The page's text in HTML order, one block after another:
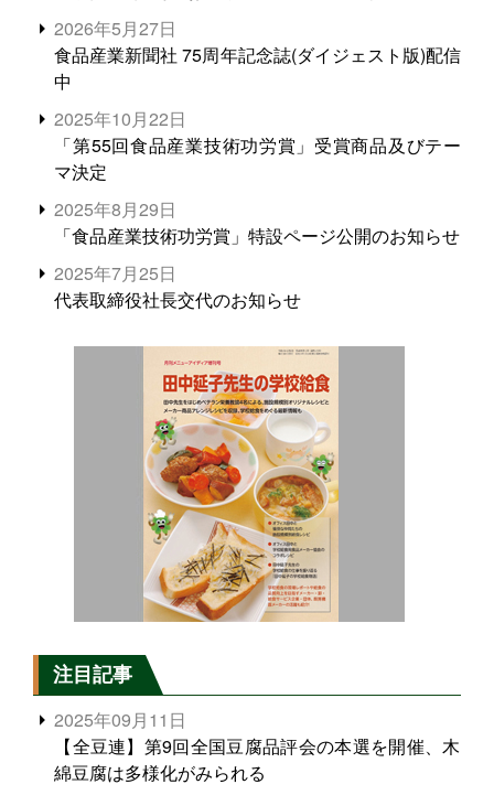
2026年5月27日
食品産業新聞社 75周年記念誌(ダイジェスト版)配信
中
2025年10月22日
「第55回食品産業技術功労賞」受賞商品及びテー
マ決定
2025年8月29日
「食品産業技術功労賞」特設ページ公開のお知らせ
2025年7月25日
代表取締役社長交代のお知らせ
注目記事
2025年09月11日
【全豆連】第9回全国豆腐品評会の本選を開催、木
綿豆腐は多様化がみられる